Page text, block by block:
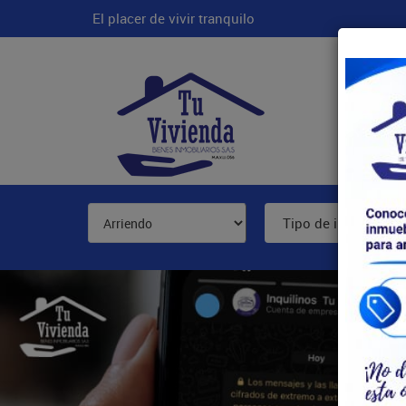
El placer de vivir tranquilo
Inicio
Tipo de inmueble